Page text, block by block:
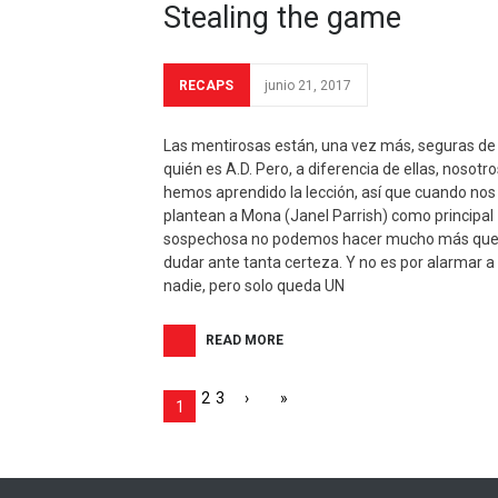
Stealing the game
RECAPS junio 21, 2017
Las mentirosas están, una vez más, seguras de
quién es A.D. Pero, a diferencia de ellas,
hemos aprendido la lección, así que cuando nos
plantean a Mona (Janel Parrish) como principal
sospechosa no podemos hacer mucho más que
dudar ante tanta certeza. Y no es por alarmar a
nadie, pero solo queda UN
READ MORE
1 2 3 › »